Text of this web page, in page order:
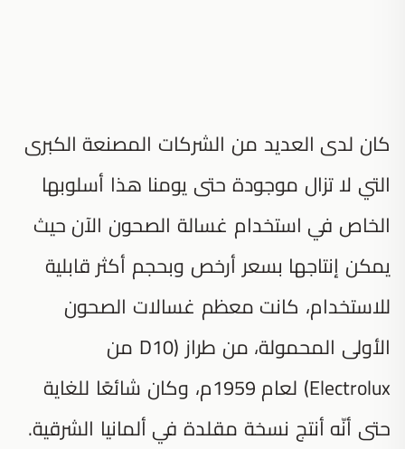
كان لدى العديد من الشركات المصنعة الكبرى
التي لا تزال موجودة حتى يومنا هذا أسلوبها
الخاص في استخدام غسالة الصحون الآن حيث
يمكن إنتاجها بسعر أرخص وبحجم أكثر قابلية
للاستخدام، كانت معظم غسالات الصحون
الأولى المحمولة، من طراز (D10 من
Electrolux) لعام 1959م، وكان شائعًا للغاية
حتى أنّه أنتج نسخة مقلدة في ألمانيا الشرقية.